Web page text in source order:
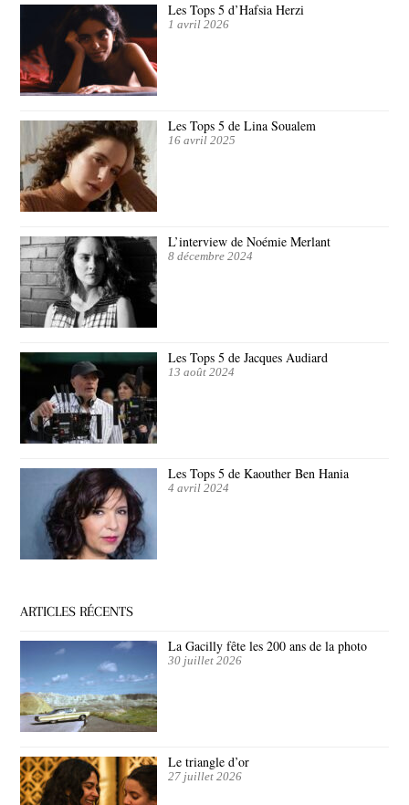
Les Tops 5 d’Hafsia Herzi
1 avril 2026
Les Tops 5 de Lina Soualem
16 avril 2025
L’interview de Noémie Merlant
8 décembre 2024
Les Tops 5 de Jacques Audiard
13 août 2024
Les Tops 5 de Kaouther Ben Hania
4 avril 2024
ARTICLES RÉCENTS
La Gacilly fête les 200 ans de la photo
30 juillet 2026
Le triangle d’or
27 juillet 2026